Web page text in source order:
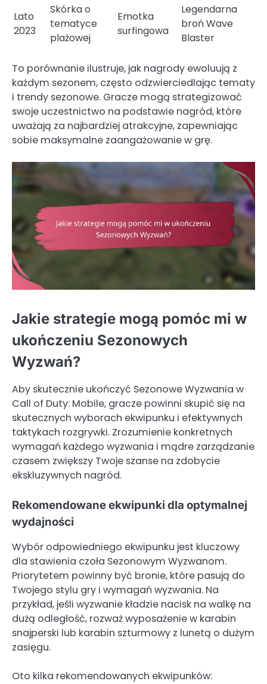
Lato
2023
Skórka o
tematyce
plażowej
Emotka
surfingowa
Legendarna
broń Wave
Blaster
To porównanie ilustruje, jak nagrody ewoluują z
każdym sezonem, często odzwierciedlając tematy
i trendy sezonowe. Gracze mogą strategizować
swoje uczestnictwo na podstawie nagród, które
uważają za najbardziej atrakcyjne, zapewniając
sobie maksymalne zaangażowanie w grę.
Jakie strategie mogą pomóc mi w
ukończeniu Sezonowych
Wyzwań?
Aby skutecznie ukończyć Sezonowe Wyzwania w
Call of Duty: Mobile, gracze powinni skupić się na
skutecznych wyborach ekwipunku i efektywnych
taktykach rozgrywki. Zrozumienie konkretnych
wymagań każdego wyzwania i mądre zarządzanie
czasem zwiększy Twoje szanse na zdobycie
ekskluzywnych nagród.
Rekomendowane ekwipunki dla optymalnej
wydajności
Wybór odpowiedniego ekwipunku jest kluczowy
dla stawienia czoła Sezonowym Wyzwanom.
Priorytetem powinny być bronie, które pasują do
Twojego stylu gry i wymagań wyzwania. Na
przykład, jeśli wyzwanie kładzie nacisk na walkę na
dużą odległość, rozważ wyposażenie w karabin
snajperski lub karabin szturmowy z lunetą o dużym
zasięgu.
Oto kilka rekomendowanych ekwipunków: